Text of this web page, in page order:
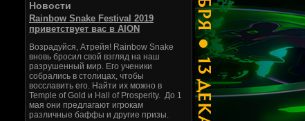
Новости
Rainbow Snake Festival 2019
приветствует вас в AION
Возрадуйся, Атрейя! Rainbow Snake
вновь бросил свой взгляд на наш
разрушенный мир. Его ученики
собрались в столицах, чтобы
восславить его. Найти их можно в
Temple of Gold и Hall of Prosperity. До 1
мая они предлагают игрокам
различные баффы и другие призы.